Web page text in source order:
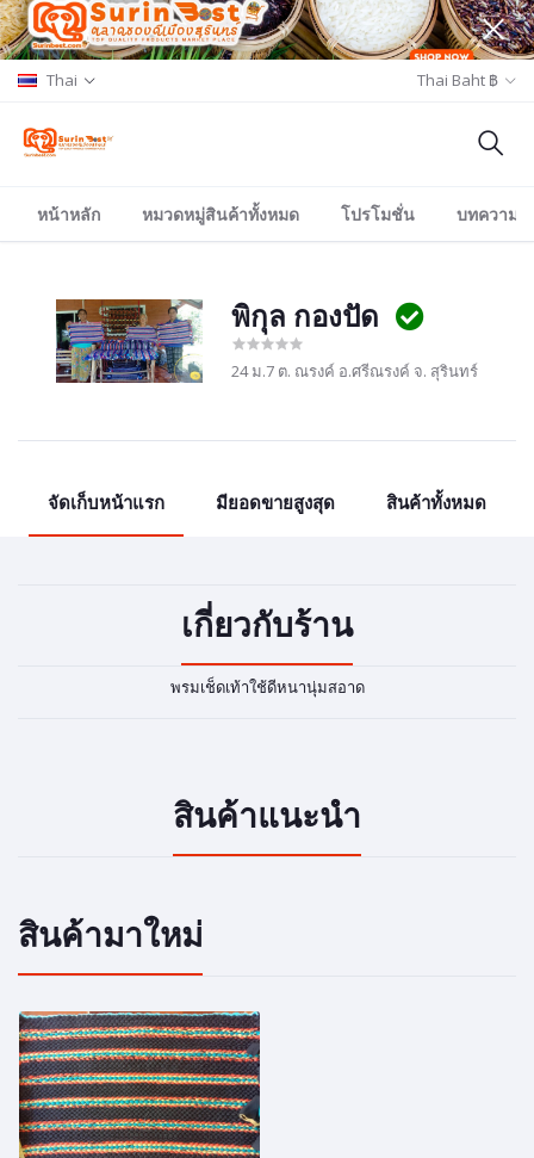
Thai Thai Baht ฿
หน้าหลัก หมวดหมู่สินค้าทั้งหมด โปรโมชั่น บทความ/
พิกุล กองปัด
24 ม.7 ต. ณรงค์ อ.ศรีณรงค์ จ. สุรินทร์
จัดเก็บหน้าแรก มียอดขายสูงสุด สินค้าทั้งหมด
เกี่ยวกับร้าน
พรมเช็ดเท้าใช้ดีหนานุ่มสอาด
สินค้าแนะนำ
สินค้ามาใหม่